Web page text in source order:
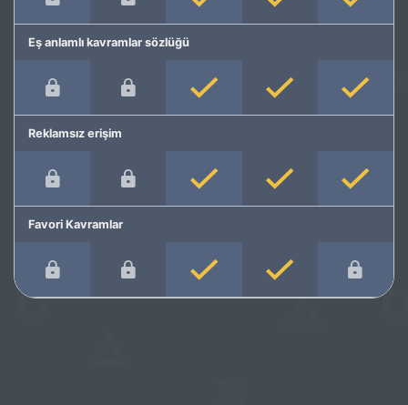
Eş anlamlı kavramlar sözlüğü
Reklamsız erişim
Favori Kavramlar